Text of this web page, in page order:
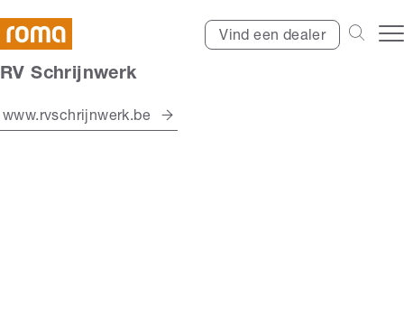
Vind een dealer
RV Schrijnwerk
www.rvschrijnwerk.be